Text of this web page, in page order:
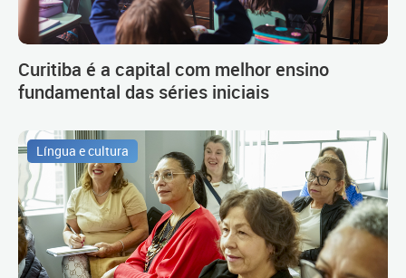
Curitiba é a capital com melhor ensino
fundamental das séries iniciais
Língua e cultura